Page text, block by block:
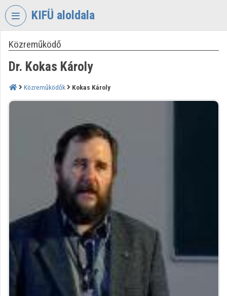
Fejléc kihagyása
KIFÜ aloldala
VIDEOTORIUM
KORMÁNYZATI
INFORMATIKAI
Intézményi kezdőlap
Intézményi felfedezés
Intézményi listák
Közreműködők
Közreműködő
Dr. Kokas Károly
Közreműködők Kokas Károly